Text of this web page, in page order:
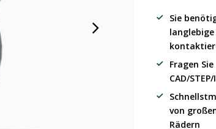
Sie
langlebige
Fragen
CAD/
von
Rädern